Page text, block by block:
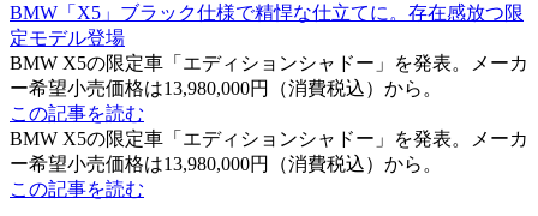
BMW「X5」ブラック仕様で精悍な仕立てに。存在感放つ限
定モデル登場
BMW X5の限定車「エディションシャドー」を発表。メーカ
ー希望小売価格は13,980,000円（消費税込）から。
この記事を読む
BMW X5の限定車「エディションシャドー」を発表。メーカ
ー希望小売価格は13,980,000円（消費税込）から。
この記事を読む